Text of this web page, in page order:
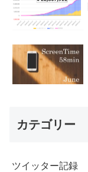
カテゴリー
ツイッター記録